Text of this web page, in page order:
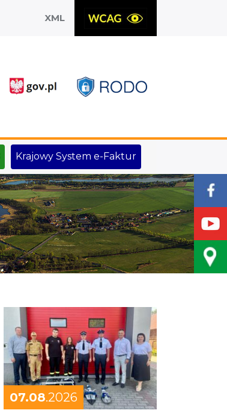
XML
Krajowy System e-Faktur
07.08.2026